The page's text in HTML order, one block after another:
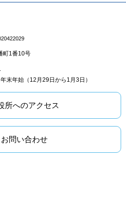
町1番10号
末年始（12月29日から1月3日）
所へのアクセス
お問い合わせ